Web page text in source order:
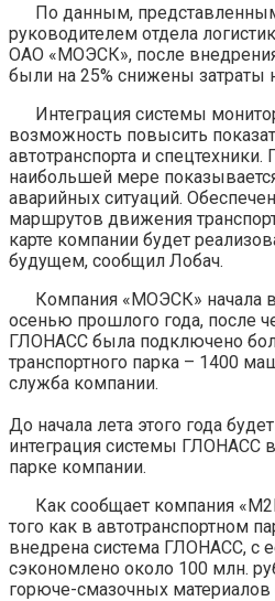
По данным,
руководителем отдела
ОАО «МОЭСК», после
были на 25% снижены затраты
Интеграция системы
возможность повысить
автотранспорта и
наибольшей мере
аварийных ситуаций.
маршрутов движения
карте компании будет
будущем, сообщил Лобач.
Компания «МОЭСК» начала
осенью прошлого года, после
ГЛОНАСС была подключено
транспортного парка – 1400
служба компании.
До начала лета этого года
интеграция системы ГЛОНАСС
парке компании.
Как сообщает компания
того как в автотранспортном
внедрена система ГЛОНАСС,
сэкономлено около 100 млн.
горюче-смазочных